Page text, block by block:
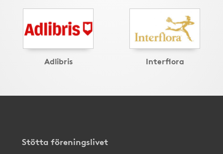
Adlibris Interflora
Stötta föreningslivet